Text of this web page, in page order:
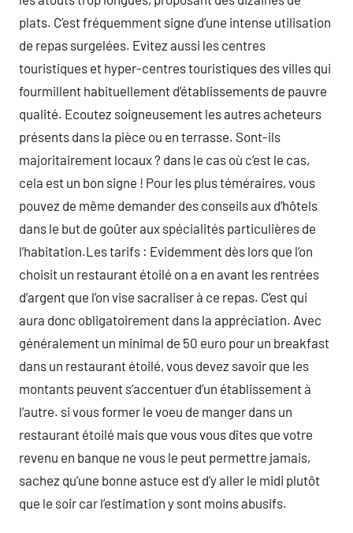
plats. C’est fréquemment signe d’une intense utilisation
de repas surgelées. Evitez aussi les centres
touristiques et hyper-centres touristiques des villes qui
fourmillent habituellement d’établissements de pauvre
qualité. Ecoutez soigneusement les autres acheteurs
présents dans la pièce ou en terrasse. Sont-ils
majoritairement locaux ? dans le cas où c’est le cas,
cela est un bon signe ! Pour les plus téméraires, vous
pouvez de même demander des conseils aux d’hôtels
dans le but de goûter aux spécialités particulières de
l’habitation.Les tarifs : Evidemment dès lors que l’on
choisit un restaurant étoilé on a en avant les rentrées
d’argent que l’on vise sacraliser à ce repas. C’est qui
aura donc obligatoirement dans la appréciation. Avec
généralement un minimal de 50 euro pour un breakfast
dans un restaurant étoilé, vous devez savoir que les
montants peuvent s’accentuer d’un établissement à
l’autre. si vous former le voeu de manger dans un
restaurant étoilé mais que vous vous dîtes que votre
revenu en banque ne vous le peut permettre jamais,
sachez qu’une bonne astuce est d’y aller le midi plutôt
que le soir car l’estimation y sont moins abusifs.